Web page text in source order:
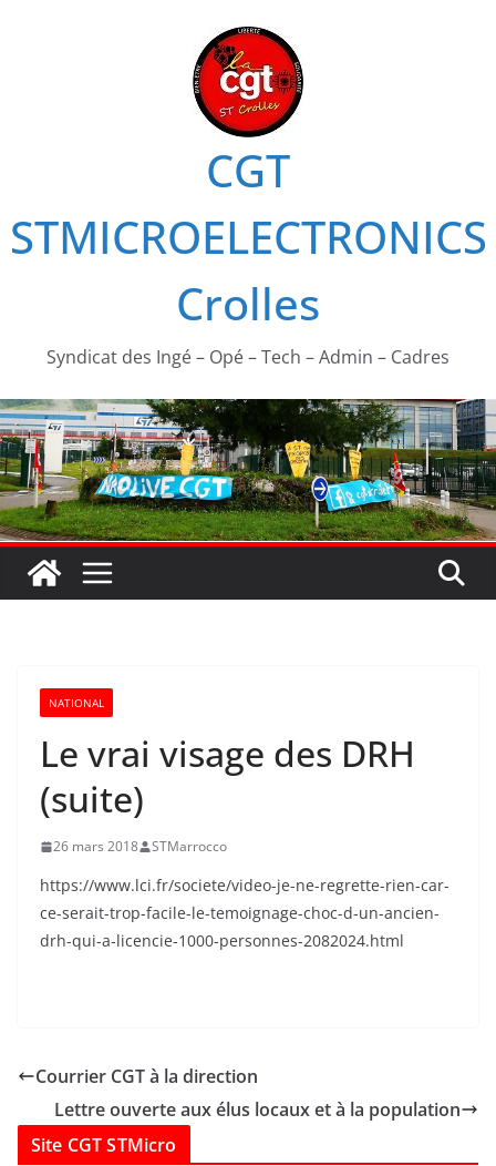
CGT
STMICROELECTRONICS
Crolles
Syndicat des Ingé – Opé – Tech – Admin – Cadres
NATIONAL
Le vrai visage des DRH
(suite)
26 mars 2018 STMarrocco
https://www.lci.fr/societe/video-je-ne-regrette-rien-car-
ce-serait-trop-facile-le-temoignage-choc-d-un-ancien-
drh-qui-a-licencie-1000-personnes-2082024.html
Courrier CGT à la direction
Lettre ouverte aux élus locaux et à la population
Site CGT STMicro